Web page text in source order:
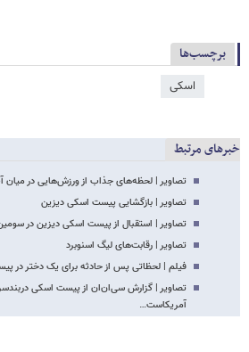
برچسب‌ها
اسکی
خبرهای مرتبط
تصاویر | لحظه‌های جذاب از ورزش‌هایی در میان
تصاویر | بازگشایی پیست اسکی دیزین
تصاویر | استقبال از پیست اسکی دیزین در
تصاویر | رقابت‌های لیگ اسنوبرد
فیلم | لحظاتی پس از حادثه برای یک دختر در
تصاویر | گزارش سی‌ان‌ان از پیست اسکی دربندسر
آمریکاست…